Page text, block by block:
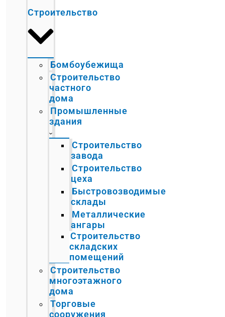
Строительство
Бомбоубежища
Строительство
частного
дома
Промышленные
здания
Строительство
завода
Строительство
цеха
Быстровозводимые
склады
Металлические
ангары
Строительство
складских
помещений
Строительство
многоэтажного
дома
Торговые
сооружения